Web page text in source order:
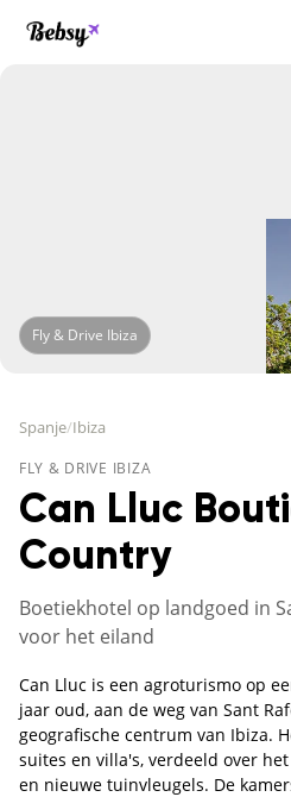
Fly & Drive Ibiza
Spanje/Ibiza
FLY & DRIVE IBIZA
Can Lluc
Country
Boetiekhotel op landgoed in
voor het eiland
Can Lluc is een agroturismo op
jaar oud, aan de weg van Sant
geografische centrum van Ibiza.
suites en villa's, verdeeld over
en nieuwe tuinvleugels. De